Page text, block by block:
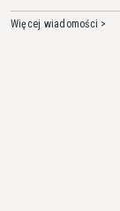
Więcej wiadomości >